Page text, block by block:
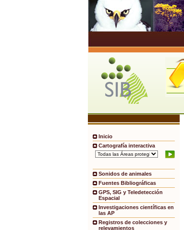
Inicio
Cartografía interactiva
Sonidos de animales
Fuentes Bibliográficas
GPS, SIG y Teledetección
Espacial
Investigaciones científicas en
las AP
Registros de colecciones y
relevamientos